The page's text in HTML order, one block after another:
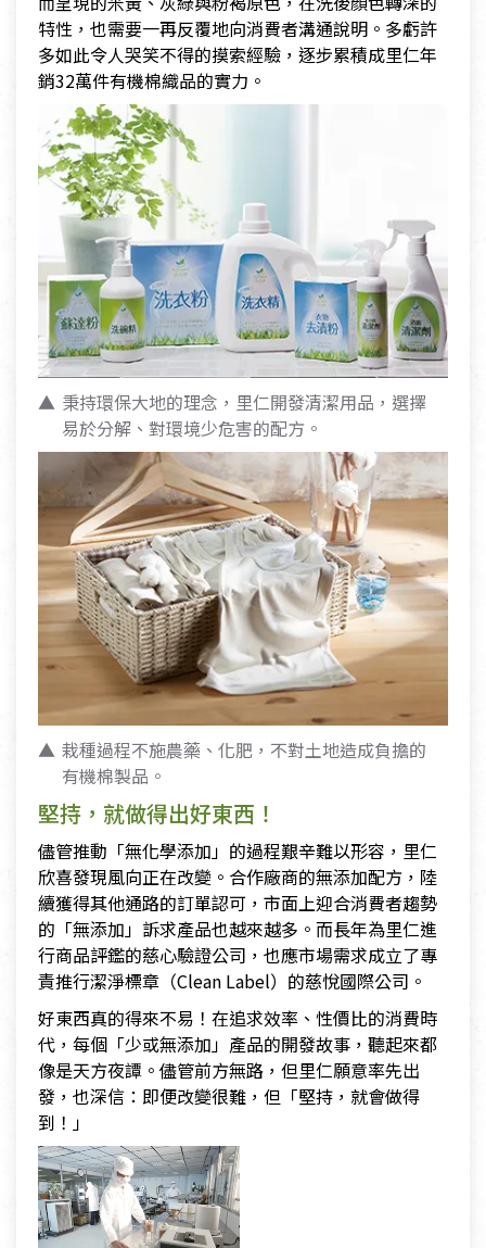
特性，也需要一再反覆地向消費者溝通說明。多虧許
多如此令人哭笑不得的摸索經驗，逐步累積成里仁年
銷32萬件有機棉織品的實力。
秉持環保大地的理念，里仁開發清潔用品，選擇
易於分解、對環境少危害的配方。
栽種過程不施農藥、化肥，不對土地造成負擔的
有機棉製品。
堅持，就做得出好東西！
儘管推動「無化學添加」的過程艱辛難以形容，里仁
欣喜發現風向正在改變。合作廠商的無添加配方，陸
續獲得其他通路的訂單認可，市面上迎合消費者趨勢
的「無添加」訴求產品也越來越多。而長年為里仁進
行商品評鑑的慈心驗證公司，也應市場需求成立了專
責推行潔淨標章（Clean Label）的慈悅國際公司。
好東西真的得來不易！在追求效率、性價比的消費時
代，每個「少或無添加」產品的開發故事，聽起來都
像是天方夜譚。儘管前方無路，但里仁願意率先出
發，也深信：即便改變很難，但「堅持，就會做得
到！」